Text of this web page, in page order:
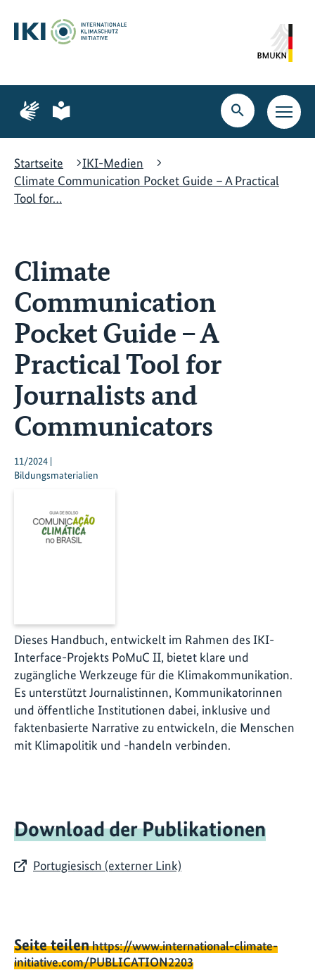
Hauptinhalt
springen
Suche
springen
Hauptnavigation
springen
Zur
Seite
Gebärdensprache
Zur
Seite
leichte
Suche
öffnen
Startseite
IKI-Medien
Climate Communication Pocket Guide – A Practical
Tool for…
Climate
Communication
Pocket Guide – A
Practical Tool for
Journalists and
Communicators
11/2024 |
Bildungsmaterialien
Dieses Handbuch, entwickelt im Rahmen des IKI-
Interface-Projekts PoMuC II, bietet klare und
zugängliche Werkzeuge für die Klimakommunikation.
Es unterstützt Journalistinnen, Kommunikatorinnen
und öffentliche Institutionen dabei, inklusive und
faktenbasierte Narrative zu entwickeln, die Menschen
mit Klimapolitik und -handeln verbinden.
Download der Publikationen
Portugiesisch (externer Link)
Seite teilenhttps://www.international-climate-
initiative.com/PUBLICATION2203